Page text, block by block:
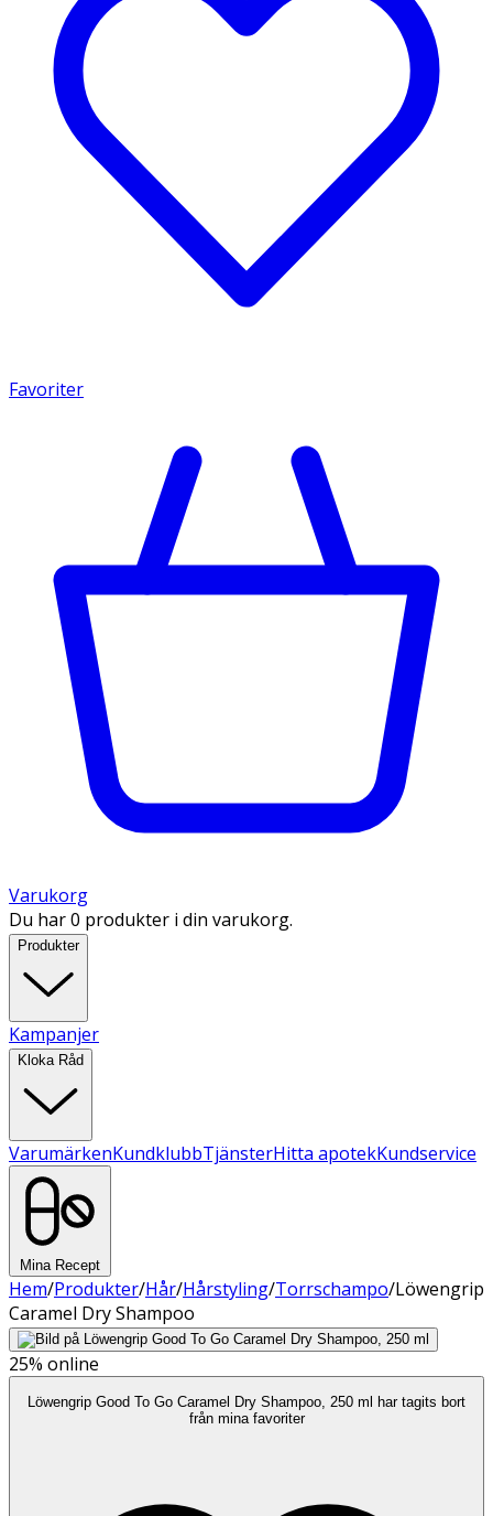
Favoriter
Varukorg
Du har 0 produkter i din varukorg.
Produkter
Kampanjer
Kloka Råd
VarumärkenKundklubbTjänsterHitta apotekKundservice
Mina Recept
Hem/Produkter/Hår/Hårstyling/Torrschampo/Löwengrip
Caramel Dry Shampoo
25% online
Löwengrip Good To Go Caramel Dry Shampoo, 250 ml har tagits bort
från mina favoriter